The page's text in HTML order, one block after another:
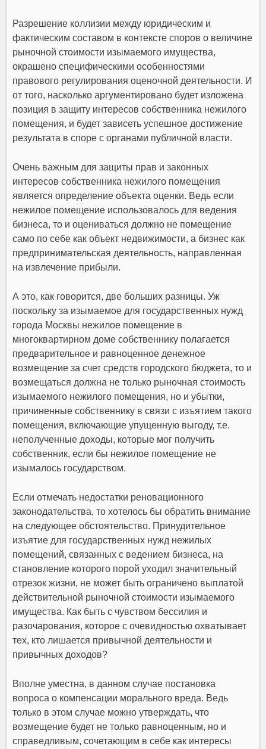
Разрешение коллизии между юридическим и
фактическим составом в контексте споров о величине
рыночной стоимости изымаемого имущества,
окрашено специфическими особенностями
правового регулирования оценочной деятельности. И
от того, насколько аргументировано будет изложена
позиция в защиту интересов собственника нежилого
помещения, и будет зависеть успешное достижение
результата в споре с органами публичной власти.
Очень важным для защиты прав и законных
интересов собственника нежилого помещения
является определение объекта оценки. Ведь если
нежилое помещение использовалось для ведения
бизнеса, то и оцениваться должно не помещение
само по себе как объект недвижимости, а бизнес как
предпринимательская деятельность, направленная
на извлечение прибыли.
А это, как говорится, две больших разницы. Уж
поскольку за изымаемое для государственных нужд
города Москвы нежилое помещение в
многоквартирном доме собственнику полагается
предварительное и равноценное денежное
возмещение за счет средств городского бюджета, то и
возмещаться должна не только рыночная стоимость
изымаемого нежилого помещения, но и убытки,
причиненные собственнику в связи с изъятием такого
помещения, включающие упущенную выгоду, т.е.
неполученные доходы, которые мог получить
собственник, если бы нежилое помещение не
изымалось государством.
Если отмечать недостатки реновационного
законодательства, то хотелось бы обратить внимание
на следующее обстоятельство. Принудительное
изъятие для государственных нужд нежилых
помещений, связанных с ведением бизнеса, на
становление которого порой уходил значительный
отрезок жизни, не может быть ограничено выплатой
действительной рыночной стоимости изымаемого
имущества. Как быть с чувством бессилия и
разочарования, которое с очевидностью охватывает
тех, кто лишается привычной деятельности и
привычных доходов?
Вполне уместна, в данном случае постановка
вопроса о компенсации морального вреда. Ведь
только в этом случае можно утверждать, что
возмещение будет не только равноценным, но и
справедливым, сочетающим в себе как интересы